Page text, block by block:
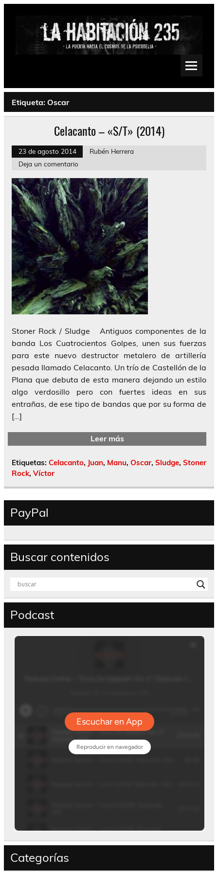
Saltar
Psychedelic, Stoner, Doom, Sludge, Fuzz, Space, Drone
Etiqueta: Oscar
Celacanto – «S/T» (2014)
23 de agosto 2014
Rubén Herrera
Deja un comentario
Stoner Rock / Sludge Antiguos componentes de la
banda Los Cuatrocientos Golpes, unen sus fuerzas
para este nuevo destructor metalero de artillería
pesada llamado Celacanto. Un trío de Castellón de la
Plana que debuta de esta manera dejando un estilo
algo verdosillo pero con fuertes ideas en sus
entrañas, de ese tipo de bandas que por su forma de
[…]
Leer más
Etiquetas: Celacanto, Juan, Manu, Oscar, Sludge, Stoner
Rock, Víctor
PayPal
Buscar contenidos
Podcast
Categorías